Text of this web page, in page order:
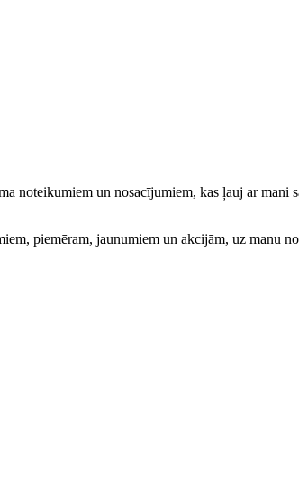
noteikumiem un nosacījumiem, kas ļauj ar mani
piemēram, jaunumiem un akcijām, uz manu